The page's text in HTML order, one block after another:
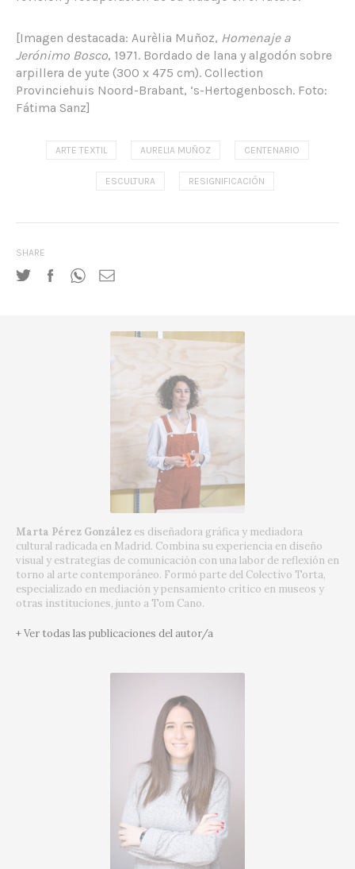
[Imagen destacada: Aurèlia Muñoz, Homenaje a
Jerónimo Bosco, 1971. Bordado de lana y algodón sobre
arpillera de yute (300 x 475 cm). Collection
Provinciehuis Noord-Brabant, ‘s-Hertogenbosch. Foto:
Fátima Sanz]
ARTE TEXTIL AURELIA MUÑOZ CENTENARIO
ESCULTURA RESIGNIFICACIÓN
SHARE
Marta Pérez González es diseñadora gráfica y mediadora
cultural radicada en Madrid. Combina su experiencia en diseño
visual y estrategias de comunicación con una labor de reflexión en
torno al arte contemporáneo. Formó parte del Colectivo Torta,
especializado en mediación y pensamiento crítico en museos y
otras instituciones, junto a Tom Cano.
+ Ver todas las publicaciones del autor/a